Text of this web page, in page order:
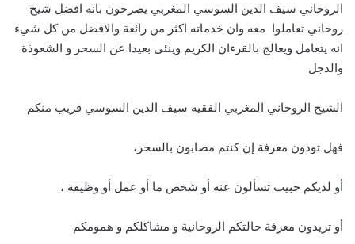
الروحاني سيف الدين السوسي المغربي يصرحون بانه افضل شيخ
روحاني تعاملوا معه وان خدماته اكثر من رائعة والافضل من كل شيء
انه يتعامل ويعالج بالقرءان الكريم وينئى بعيدا عن السحر و الشعوذة
والدجل
الشيخ الروحاني المغربي الفقيه سيف الدين السوسي قريب منكم
فهل تودون معرفة إن كنتم مصابون بالسحر،
أو لديكم حبيب تسألون عنه أو شخص ما أو عمل أو وظيفة ،
أو تريدون معرفة حالتكم الروحانية و مشاكلكم و همومكم